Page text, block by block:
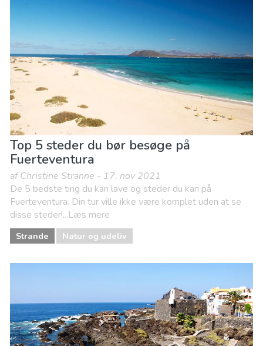
Top 5 steder du bør besøge på
Fuerteventura
af Christine Stranne - 17. nov 2021
De 5 bedste ting du kan lave og steder du kan på
Fuerteventura. Din tur ville ikke være komplet uden at se
disse steder!...Læs mere
Strande Natur og udeliv